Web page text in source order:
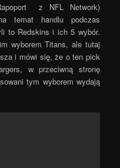
z NFL Network)
temat handlu podczas
to Redskins i ich 5 wybór.
wyborem Titans, ale tutaj
i mówi się, że o ten pick
w przeciwną stronę
tym wyborem wydają